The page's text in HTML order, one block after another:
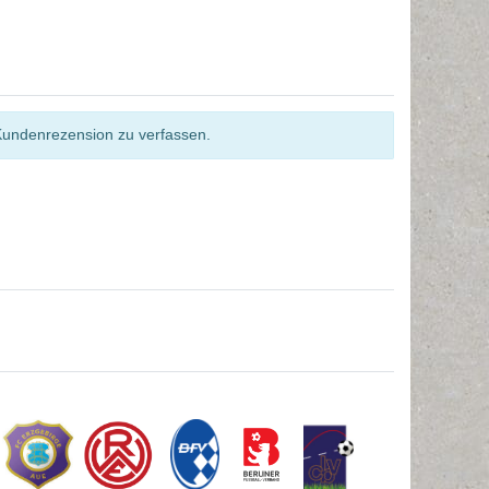
zu verfassen.